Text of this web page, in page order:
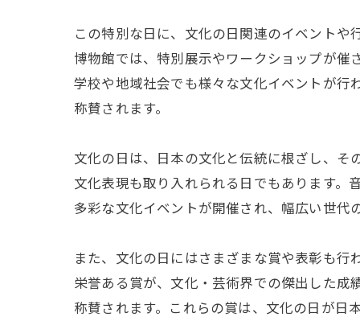
この特別な日に、文化の日関連のイベント
博物館では、特別展示やワークショップが催
学校や地域社会でも様々な文化イベントが行
称賛されます。
文化の日は、日本の文化と伝統に根ざし、
文化表現も取り入れられる日でもあります。
多彩な文化イベントが開催され、幅広い世代
また、文化の日にはさまざまな賞や表彰も行
栄誉ある賞が、文化・芸術界での傑出した
称賛されます。これらの賞は、文化の日が日